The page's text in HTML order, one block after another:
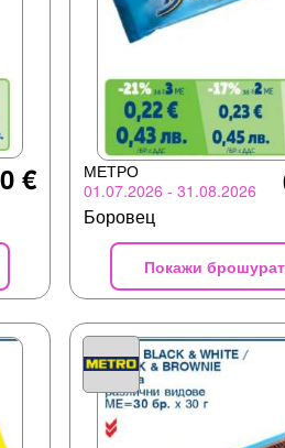
€
МЕТРО
01.07.2026 - 31.08.2026
Боровец
Покажи